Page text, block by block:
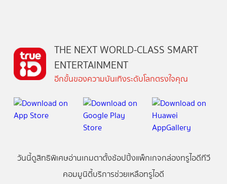
THE NEXT WORLD-CLASS SMART
ENTERTAINMENT
อีกขั้นของความบันเทิงระดับโลกตรงใจคุณ
วันนี้ดูสิทธิพิเศษอ่านเกมตาตั้งช้อปปิ้งแพ็กเกจกล่องทรูไอดีทีวี
คอมมูนิตี้บริการช่วยเหลือทรูไอดี